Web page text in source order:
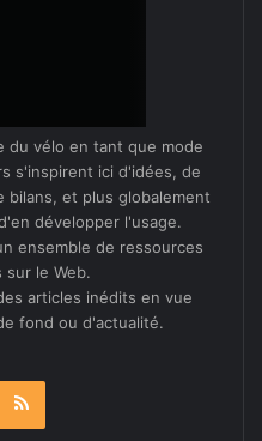
du vélo en tant que mode
s'inspirent ici d'idées, de
bilans, et plus globalement
développer l'usage.
ensemble de ressources
sur le Web.
articles inédits en vue
fond ou d'actualité.